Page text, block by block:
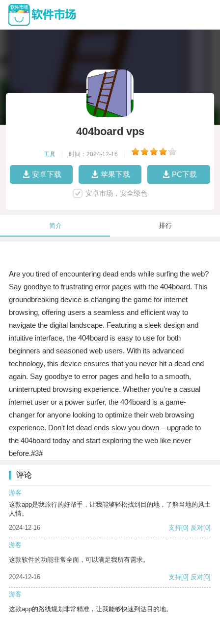
404board vps
工具 时间：2024-12-16
安卓下载 苹果下载 PC下载
安卓市场，安全绿色
简介 排行
Are you tired of encountering dead ends while surfing the web?
Say goodbye to frustrating error pages with the 404board. This
groundbreaking device is changing the game for internet
browsing, offering users a seamless and efficient way to
navigate the digital landscape. Featuring a sleek design and
intuitive interface, the 404board is easy to use for both
beginners and seasoned web users. With its advanced
technology, this device ensures that you never hit a dead end
again. Say goodbye to error pages and hello to a smooth,
uninterrupted browsing experience. Whether you're a casual
internet user or a power surfer, the 404board is a game-
changer for anyone looking to optimize their web browsing
experience. Don't let dead ends slow you down – upgrade to
the 404board today and start exploring the web like never
before.#3#
评论
游客
这款app是我旅行的好帮手，让我能够轻松找到目的地，了解当地的风土
人情。
2024-12-16
支持[0] 反对[0]
游客
这款软件的功能非常全面，可以满足我所有需求。
2024-12-16 支持[0] 反对[0]
游客
这款app的路线规划非常精准，让我能够快速到达目的地。